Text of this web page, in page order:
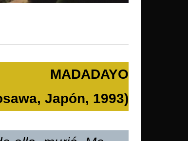
MADADAYO
Japón, 1993)